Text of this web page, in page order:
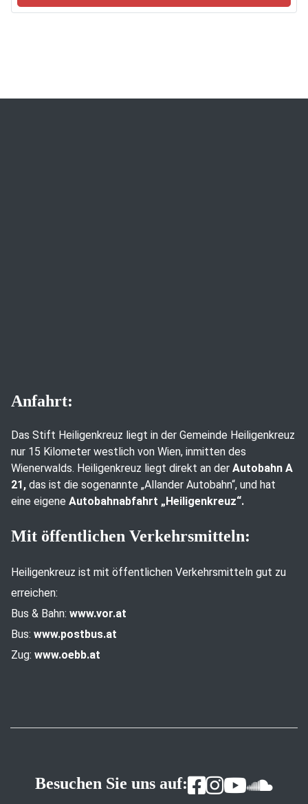
Anfahrt:
Das Stift Heiligenkreuz liegt in der Gemeinde Heiligenkreuz
nur 15 Kilometer westlich von Wien, inmitten des
Wienerwalds. Heiligenkreuz liegt direkt an der Autobahn A
21, das ist die sogenannte „Allander Autobahn“, und hat
eine eigene Autobahnabfahrt „Heiligenkreuz“.
Mit öffentlichen Verkehrsmitteln:
Heiligenkreuz ist mit öffentlichen Verkehrsmitteln gut zu
erreichen:
Bus & Bahn: www.vor.at
Bus: www.postbus.at
Zug: www.oebb.at
Besuchen Sie uns auf: